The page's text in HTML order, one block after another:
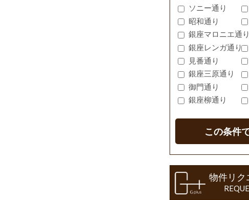
ソニー通り
昭和通り
銀座マロニエ通り
銀座レンガ通り
見番通り
銀座三原通り
御門通り
銀座柳通り
この条件
物件リク